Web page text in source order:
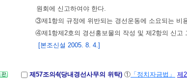
원회에 신고하여야 한다.
③제1항의 규정에 위반되는 경선운동에 소요되는 비
④제1항제2호의 경선홍보물의 작성 및 제2항의 신고
[본조신설 2005. 8. 4.]
제57조의4(당내경선사무의 위탁) ① 「정치자금법」 제